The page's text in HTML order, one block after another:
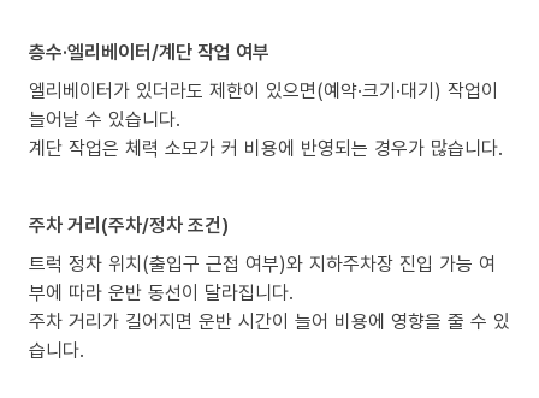
층수·엘리베이터/계단 작업 여부
엘리베이터가 있더라도 제한이 있으면(예약·크기·대기) 작업이
늘어날 수 있습니다.
계단 작업은 체력 소모가 커 비용에 반영되는 경우가 많습니다.
주차 거리(주차/정차 조건)
트럭 정차 위치(출입구 근접 여부)와 지하주차장 진입 가능 여
부에 따라 운반 동선이 달라집니다.
주차 거리가 길어지면 운반 시간이 늘어 비용에 영향을 줄 수 있
습니다.